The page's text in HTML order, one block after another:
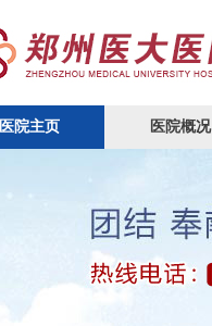
医院主页 医院概况